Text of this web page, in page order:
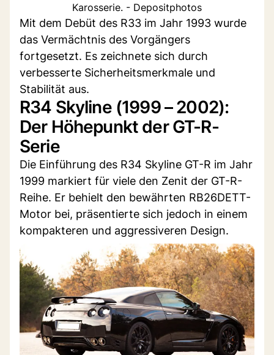
Karosserie. - Depositphotos
Mit dem Debüt des R33 im Jahr 1993 wurde
das Vermächtnis des Vorgängers
fortgesetzt. Es zeichnete sich durch
verbesserte Sicherheitsmerkmale und
Stabilität aus.
R34 Skyline (1999 – 2002):
Der Höhepunkt der GT-R-
Serie
Die Einführung des R34 Skyline GT-R im Jahr
1999 markiert für viele den Zenit der GT-R-
Reihe. Er behielt den bewährten RB26DETT-
Motor bei, präsentierte sich jedoch in einem
kompakteren und aggressiveren Design.